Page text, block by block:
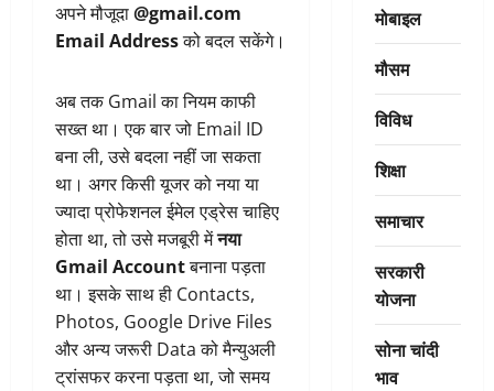
अपने मौजूदा@gmail.com
Email Addressको बदल सकेंगे।
अब तक Gmail का नियम काफी
सख्त था। एक बार जो Email ID
बना ली, उसे बदला नहीं जा सकता
था। अगर किसी यूजर को नया या
ज्यादा प्रोफेशनल ईमेल एड्रेस चाहिए
होता था, तो उसे मजबूरी मेंनया
Gmail Accountबनाना पड़ता
था। इसके साथ ही Contacts,
Photos, Google Drive Files
और अन्य जरूरी Data को मैन्युअली
ट्रांसफर करना पड़ता था, जो समय
मोबाइल
मौसम
विविध
शिक्षा
समाचार
सरकारी
योजना
सोना चांदी
भाव